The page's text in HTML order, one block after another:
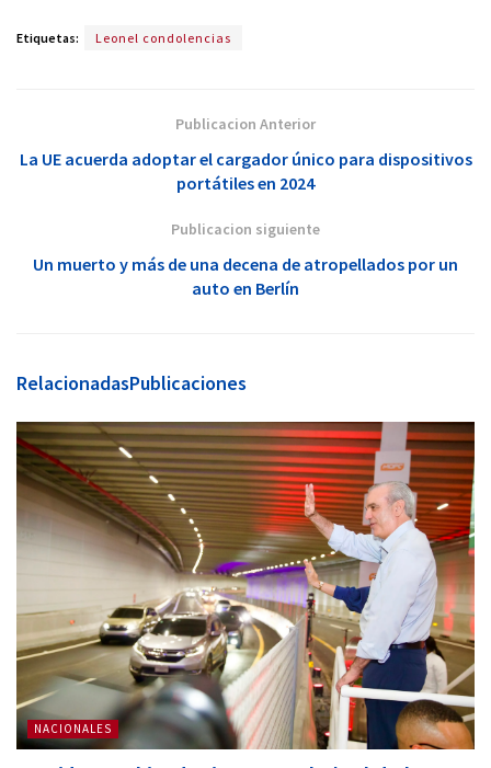
Etiquetas: Leonel condolencias
Publicacion Anterior
La UE acuerda adoptar el cargador único para dispositivos
portátiles en 2024
Publicacion siguiente
Un muerto y más de una decena de atropellados por un
auto en Berlín
RelacionadasPublicaciones
NACIONALES